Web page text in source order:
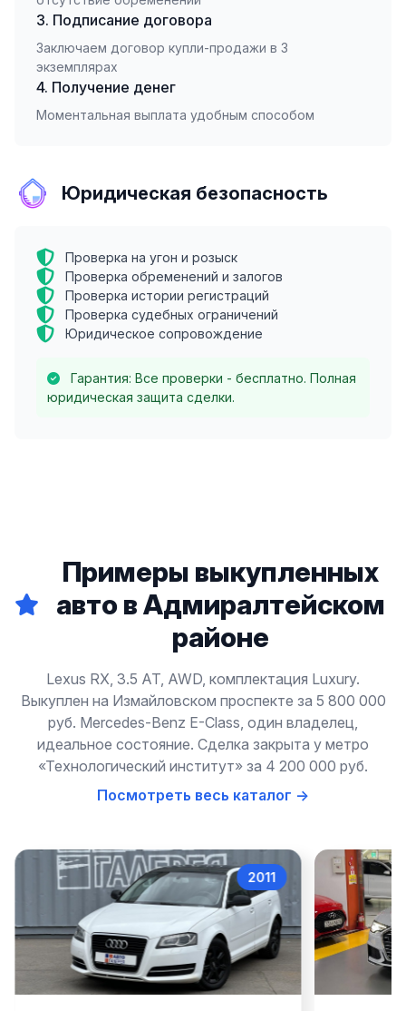
3. Подписание договора
Заключаем договор купли-продажи в 3
экземплярах
4. Получение денег
Моментальная выплата удобным способом
Юридическая безопасность
Проверка на угон и розыск
Проверка обременений и залогов
Проверка истории регистраций
Проверка судебных ограничений
Юридическое сопровождение
Гарантия: Все проверки - бесплатно. Полная
юридическая защита сделки.
Примеры выкупленных
авто в Адмиралтейском
районе
Lexus RX, 3.5 AT, AWD, комплектация Luxury.
Выкуплен на Измайловском проспекте за 5 800 000
руб. Mercedes-Benz E-Class, один владелец,
идеальное состояние. Сделка закрыта у метро
«Технологический институт» за 4 200 000 руб.
Посмотреть весь каталог →
Audi A6
2022